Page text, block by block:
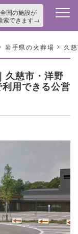
全国の施設が
索できます
岩手県の火葬場 > 久
久慈市・洋野
用できる公営